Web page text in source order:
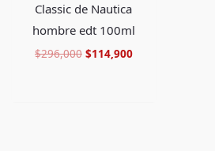
Classic de Nautica
hombre edt 100ml
$296,000 $114,900